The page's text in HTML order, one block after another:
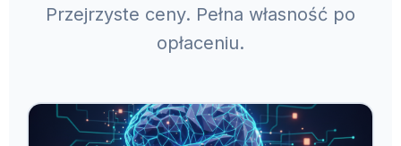
Przejrzyste ceny. Pełna własność po
opłaceniu.